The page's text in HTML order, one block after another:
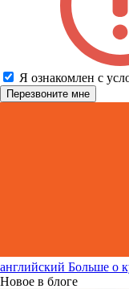
Я ознакомлен с
английский Больше о
Новое в блоге